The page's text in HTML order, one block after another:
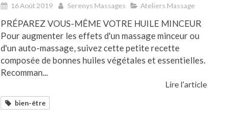
16 Août 2019 Serenys Massages Ateliers Massage
PRÉPAREZ VOUS-MÊME VOTRE HUILE MINCEUR
Pour augmenter les effets d'un massage minceur ou
d'un auto-massage, suivez cette petite recette
composée de bonnes huiles végétales et essentielles.
Recomman...
Lire l'article
bien-être